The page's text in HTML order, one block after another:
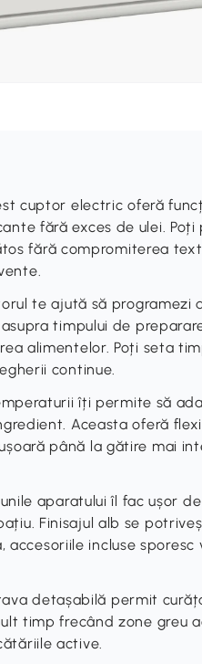
cuptor electric oferă
fără exces de ulei. Poți
fără compromiterea
te ajută să
timpului de
alimentelor. Poți seta
continue.
îți permite să
Aceasta oferă
până la gătire mai
aparatului îl fac ușor
Finisajul alb se
accesoriile incluse
detașabilă permit
timp frecând zone greu
active.